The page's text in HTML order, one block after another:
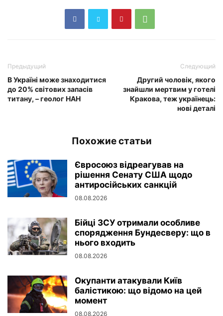
Предыдущий
В Україні може знаходитися
до 20% світових запасів
титану, – геолог НАН
Следующий
Другий чоловік, якого
знайшли мертвим у готелі
Кракова, теж українець:
нові деталі
Похожие статьи
Євросоюз відреагував на
рішення Сенату США щодо
антиросійських санкцій
08.08.2026
Бійці ЗСУ отримали особливе
спорядження Бундесверу: що в
нього входить
08.08.2026
Окупанти атакували Київ
балістикою: що відомо на цей
момент
08.08.2026